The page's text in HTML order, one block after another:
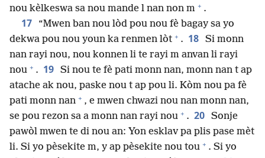
nou kèlkeswa sa nou mande l nan non m + .
17
“Mwen ban nou lòd pou nou fè bagay sa yo
dekwa pou nou youn ka renmen lòt + . 18 Si monn
nan rayi nou, nou konnen li te rayi m anvan li rayi
nou + . 19 Si nou te fè pati monn nan, monn nan t ap
atache ak nou, paske nou t ap pou li. Kòm nou pa fè
pati monn nan + , e mwen chwazi nou nan monn nan,
se pou rezon sa a monn nan rayi nou + . 20 Sonje
pawòl mwen te di nou an: Yon esklav pa plis pase mèt
li. Si yo pèsekite m, y ap pèsekite nou tou + . Si yo